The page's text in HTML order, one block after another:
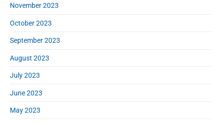
November 2023
October 2023
September 2023
August 2023
July 2023
June 2023
May 2023